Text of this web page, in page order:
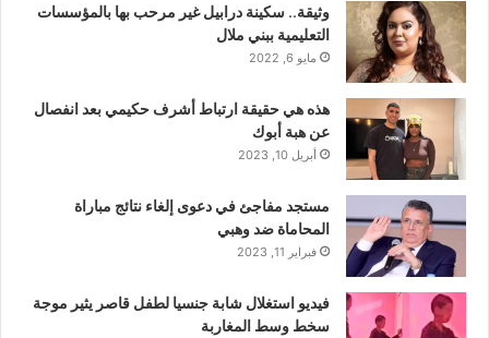
وثيقة.. سكينة درابيل غير مرحب بها بالمؤسسات
التعليمية ببني ملال
مايو 6, 2022
هذه هي حقيقة ارتباط أشرف حكيمي بعد انفصال
عن هبة أبوك
أبريل 10, 2023
مستجد مفاجئ في دعوى إلغاء نتائج مباراة
المحاماة ضد وهبي
فبراير 11, 2023
فيديو استغلال شابة جنسيا لطفل قاصر يثير موجة
سخط وسط المغاربة